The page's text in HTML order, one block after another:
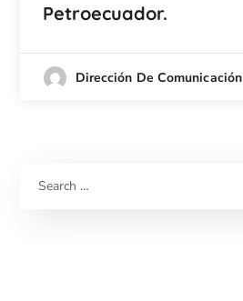
Petroecuador.
Dirección De Comunicación